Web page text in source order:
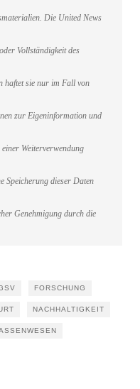
Die United News
Vollständigkeit des
haftet sie nur im Fall von
zur Eigeninformation und
Weiterverwendung
Speicherung dieser Daten
Genehmigung durch die
FORSCHUNG
NACHHALTIGKEIT